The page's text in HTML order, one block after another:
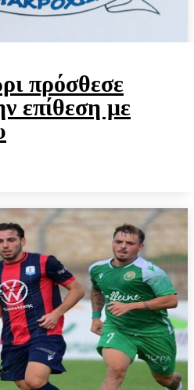
πρόσθεσε
επίθεση με